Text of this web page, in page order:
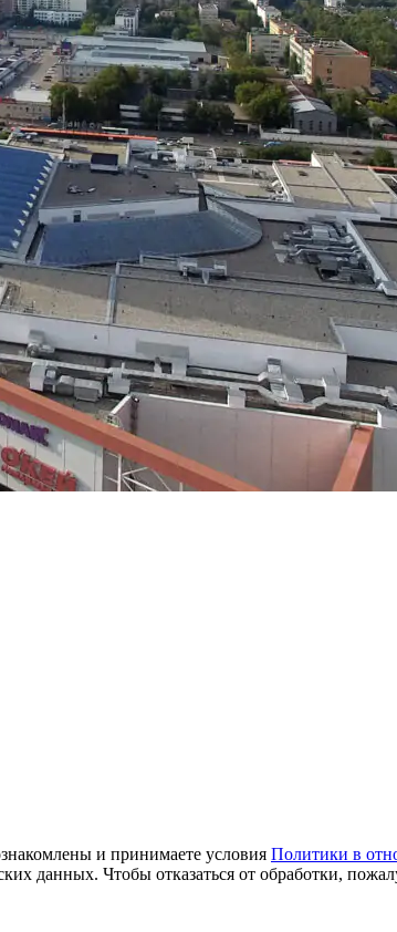
и принимаете условия Политики в
данных. Чтобы отказаться от обработки,